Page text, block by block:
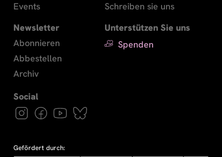
Events
Schreiben sie uns
Newsletter
Abonnieren
Abbestellen
Archiv
Unterstützen Sie uns
Spenden
Gefördert durch: